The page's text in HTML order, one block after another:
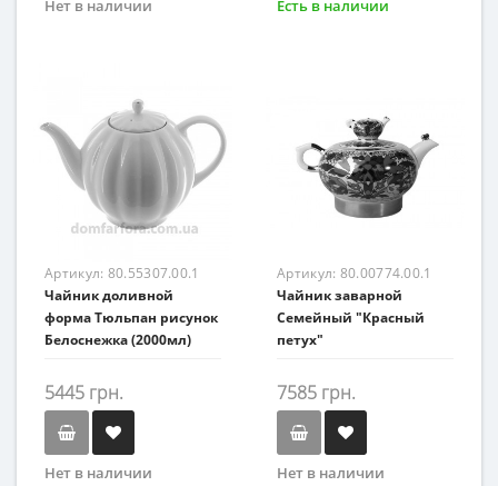
Нет в наличии Есть в наличии
Артикул: 80.55307.00.1
Чайник доливной
форма Тюльпан рисунок
Белоснежка (2000мл)
5445 грн.
Нет в наличии
Артикул: 80.00774.00.1
Чайник заварной
Семейный "Красный
петух"
7585 грн.
Нет в наличии